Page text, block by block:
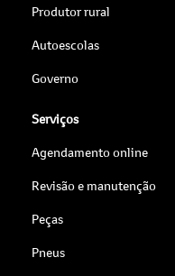
Produtor rural
Autoescolas
Governo
Serviços
Agendamento online
Revisão e manutenção
Peças
Pneus